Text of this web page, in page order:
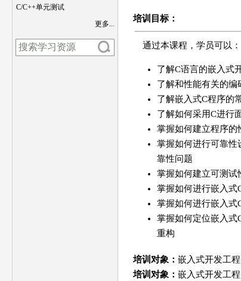
C/C++单元测试
更多...
培训目标：
通过本课程，学员可以：
了解C语言的嵌入式
了解和性能有关的编
了解嵌入式C程序的
了解如何采用C进行
掌握如何建立程序的
掌握如何进行可靠性
靠性问题
掌握如何建立可测试
掌握如何进行嵌入式
掌握如何进行嵌入式
掌握如何定位嵌入式
重构
培训对象： 嵌入式开发工
培训对象： 嵌入式开发工